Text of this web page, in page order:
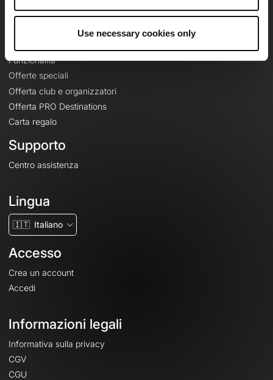
Use necessary cookies only
Funzionalità
Offerte speciali
Offerta club e organizzatori
Offerta PRO Destinations
Carta regalo
Supporto
Centro assistenza
Lingua
🇮🇹 Italiano
Accesso
Crea un account
Accedi
Informazioni legali
Informativa sulla privacy
CGV
CGU